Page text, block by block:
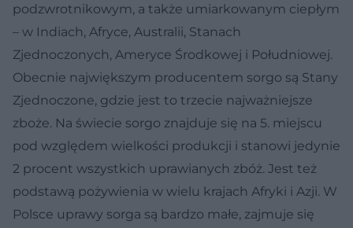
podzwrotnikowym, a także umiarkowanym ciepłym
– w Indiach, Afryce, Australii, Stanach
Zjednoczonych, Ameryce Środkowej i Południowej.
Obecnie największym producentem sorgo są Stany
Zjednoczone, gdzie jest to trzecie najważniejsze
zboże. Na świecie sorgo znajduje się na 5. miejscu
pod względem wielkości produkcji i stanowi jedynie
2 procent wszystkich uprawianych zbóż. Jest też
podstawą pożywienia w wielu krajach Afryki i Azji. W
Polsce uprawy sorga są bardzo małe, zajmuje się